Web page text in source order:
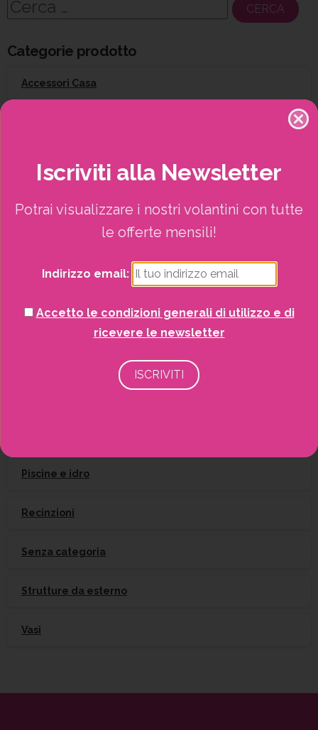
Ricerca
Categorie prodotto
Accessori Casa
Giardinaggio
Gift Card
Piscine e idro
Recinzioni
Senza categoria
Strutture da esterno
Vasi
Iscriviti alla Newsletter
Potrai visualizzare i nostri volantini con tutte
le offerte mensili!
Indirizzo email:
Accetto le condizioni generali di utilizzo e di
ricevere le newsletter